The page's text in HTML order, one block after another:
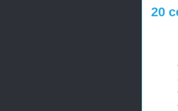
20